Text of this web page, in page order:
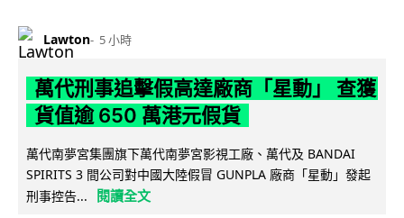
Lawton 5 小時
萬代刑事追擊假高達廠商「星動」 查獲
貨值逾 650 萬港元假貨
萬代南夢宮集團旗下萬代南夢宮影視工廠、萬代及 BANDAI
SPIRITS 3 間公司對中國大陸假冒 GUNPLA 廠商「星動」發起
刑事控告...
閱讀全文